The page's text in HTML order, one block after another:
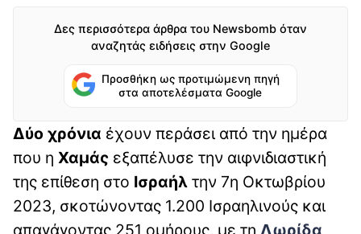
Δες περισσότερα άρθρα του Newsbomb όταν
αναζητάς ειδήσεις στην Google
Προσθήκη ως προτιμώμενη πηγή
στα αποτελέσματα Google
Δύο χρόνια έχουν περάσει από την ημέρα
που η Χαμάς εξαπέλυσε την αιφνιδιαστική
της επίθεση στο Ισραήλ την 7η Οκτωβρίου
2023, σκοτώνοντας 1.200 Ισραηλινούς και
απαγάγοντας 251 ομήρους, με τη Λωρίδα